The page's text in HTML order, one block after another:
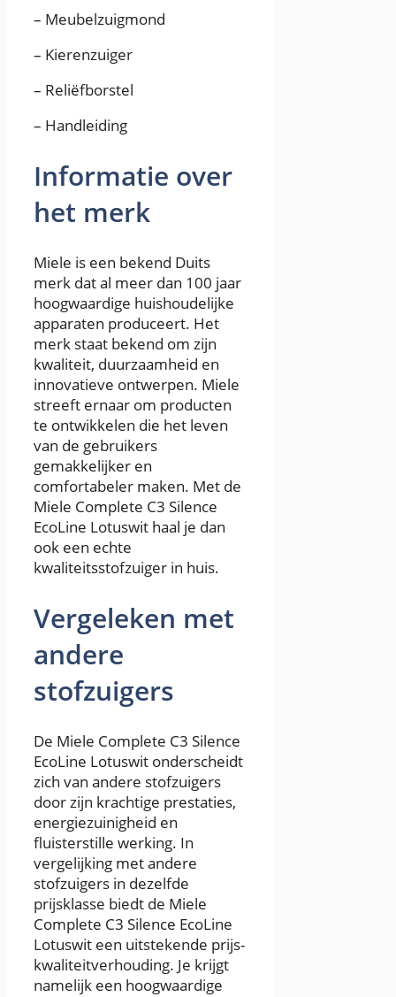
– Meubelzuigmond
– Kierenzuiger
– Reliëfborstel
– Handleiding
Informatie over
het merk
Miele is een bekend Duits
merk dat al meer dan 100 jaar
hoogwaardige huishoudelijke
apparaten produceert. Het
merk staat bekend om zijn
kwaliteit, duurzaamheid en
innovatieve ontwerpen. Miele
streeft ernaar om producten
te ontwikkelen die het leven
van de gebruikers
gemakkelijker en
comfortabeler maken. Met de
Miele Complete C3 Silence
EcoLine Lotuswit haal je dan
ook een echte
kwaliteitsstofzuiger in huis.
Vergeleken met
andere
stofzuigers
De Miele Complete C3 Silence
EcoLine Lotuswit onderscheidt
zich van andere stofzuigers
door zijn krachtige prestaties,
energiezuinigheid en
fluisterstille werking. In
vergelijking met andere
stofzuigers in dezelfde
prijsklasse biedt de Miele
Complete C3 Silence EcoLine
Lotuswit een uitstekende prijs-
kwaliteitverhouding. Je krijgt
namelijk een hoogwaardige